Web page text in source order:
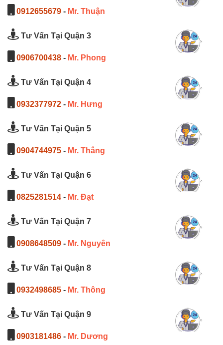
0912655679 - Mr. Thuận
Tư Vấn Tại Quận 3
0906700438 - Mr. Phong
Tư Vấn Tại Quận 4
0932377972 - Mr. Hưng
Tư Vấn Tại Quận 5
0904744975 - Mr. Thắng
Tư Vấn Tại Quận 6
0825281514 - Mr. Đạt
Tư Vấn Tại Quận 7
0908648509 - Mr. Nguyên
Tư Vấn Tại Quận 8
0932498685 - Mr. Thông
Tư Vấn Tại Quận 9
0903181486 - Mr. Dương